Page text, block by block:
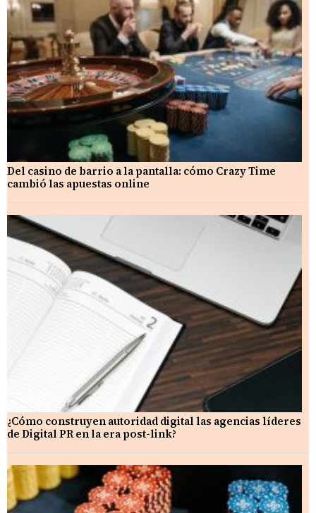
Del casino de barrio a la pantalla: cómo Crazy Time
cambió las apuestas online
¿Cómo construyen autoridad digital las agencias líderes
de Digital PR en la era post-link?